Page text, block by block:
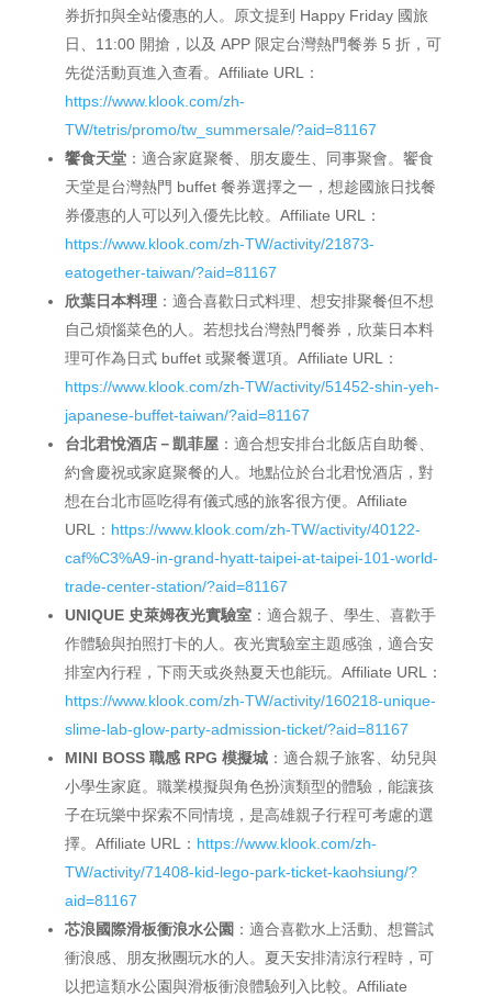
券折扣與全站優惠的人。原文提到 Happy Friday 國旅
日、11:00 開搶，以及 APP 限定台灣熱門餐券 5 折，可
先從活動頁進入查看。Affiliate URL：
https://www.klook.com/zh-
TW/tetris/promo/tw_summersale/?aid=81167
饗食天堂：適合家庭聚餐、朋友慶生、同事聚會。饗食
天堂是台灣熱門 buffet 餐券選擇之一，想趁國旅日找餐
券優惠的人可以列入優先比較。Affiliate URL：
https://www.klook.com/zh-TW/activity/21873-
eatogether-taiwan/?aid=81167
欣葉日本料理：適合喜歡日式料理、想安排聚餐但不想
自己煩惱菜色的人。若想找台灣熱門餐券，欣葉日本料
理可作為日式 buffet 或聚餐選項。Affiliate URL：
https://www.klook.com/zh-TW/activity/51452-shin-yeh-
japanese-buffet-taiwan/?aid=81167
台北君悅酒店－凱菲屋：適合想安排台北飯店自助餐、
約會慶祝或家庭聚餐的人。地點位於台北君悅酒店，對
想在台北市區吃得有儀式感的旅客很方便。Affiliate
URL： https://www.klook.com/zh-TW/activity/40122-
caf%C3%A9-in-grand-hyatt-taipei-at-taipei-101-world-
trade-center-station/?aid=81167
UNIQUE 史萊姆夜光實驗室：適合親子、學生、喜歡手
作體驗與拍照打卡的人。夜光實驗室主題感強，適合安
排室內行程，下雨天或炎熱夏天也能玩。Affiliate URL：
https://www.klook.com/zh-TW/activity/160218-unique-
slime-lab-glow-party-admission-ticket/?aid=81167
MINI BOSS 職感 RPG 模擬城：適合親子旅客、幼兒與
小學生家庭。職業模擬與角色扮演類型的體驗，能讓孩
子在玩樂中探索不同情境，是高雄親子行程可考慮的選
擇。Affiliate URL： https://www.klook.com/zh-
TW/activity/71408-kid-lego-park-ticket-kaohsiung/?
aid=81167
芯浪國際滑板衝浪水公園 ：適合喜歡水上活動、想嘗試
衝浪感、朋友揪團玩水的人。夏天安排清涼行程時，可
以把這類水公園與滑板衝浪體驗列入比較。Affiliate